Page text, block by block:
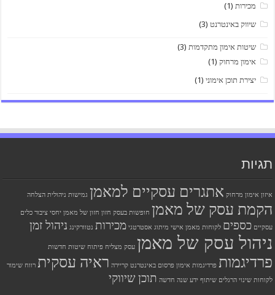
מכירות (1)
שיווק באינטרנט (3)
שיטות אימון מתקדמות (3)
אימון מרחוק (1)
יצירת תוכן אימוני (1)
תגיות
איזון אימון מרחוק אתגרים עסקיים למאמן גמישות ניהולית הצלחה
הקמת עסק של מאמן חופשות בעסק חזון חזון של מאמן יחסי ציבור כלים
עסקיים כספים לקוחות מאמן אישי מיתוג אסטרטגי מכירות נטוורקינג ניהול זמן
ניהול עסק של מאמן עסק מצליח פיתוח שיטות חדשות
פרדיגמות פרדיגמות אימון פרסום באינטרנט קריירה ראיה עסקית רווח שימור
לקוחות שינוי הרגלים שיתוף ידע שנה חדשה תוכן שיווקי